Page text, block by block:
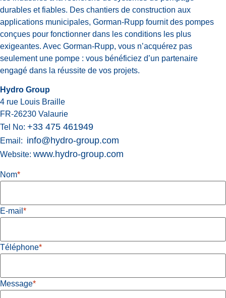
durables et fiables. Des chantiers de construction aux
applications municipales, Gorman-Rupp fournit des pompes
conçues pour fonctionner dans les conditions les plus
exigeantes. Avec Gorman-Rupp, vous n’acquérez pas
seulement une pompe : vous bénéficiez d’un partenaire
engagé dans la réussite de vos projets.
Hydro Group
4 rue Louis Braille
FR-26230 Valaurie
Tel No: +33 475 461949
Email: info@hydro-group.com
Website: www.hydro-group.com
Nom*
E-mail *
Téléphone*
Message*